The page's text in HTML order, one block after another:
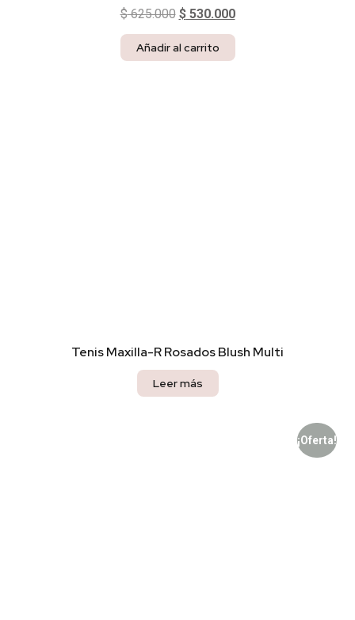
$625.000 $530.000
Añadir al carrito
Tenis Maxilla-R Rosados Blush Multi
Leer más
¡Oferta!